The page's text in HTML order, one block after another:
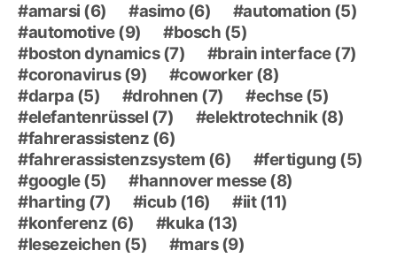
amarsi (6) asimo(6) automation (5)
automotive(9) bosch (5)
boston dynamics(7) brain interface(7)
coronavirus(9) coworker(8)
darpa (5) drohnen (7) echse(5)
elefantenrüssel (7) elektrotechnik(8)
fahrerassistenz (6)
fahrerassistenzsystem (6) fertigung (5)
google(5) hannover messe(8)
harting (7) icub (16) iit(11)
konferenz (6) kuka (13)
lesezeichen (5) mars(9)